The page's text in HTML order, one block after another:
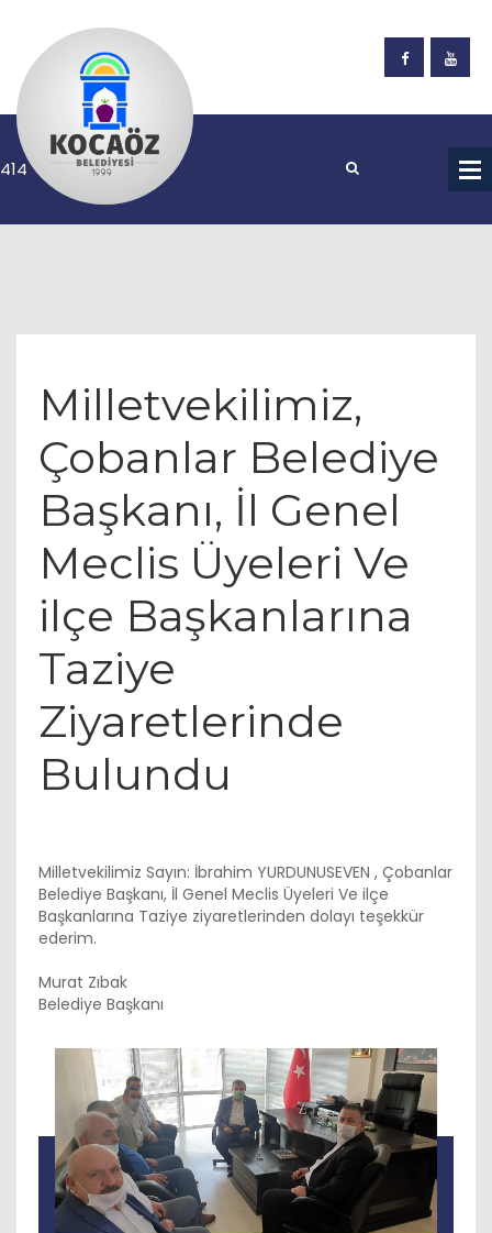
Milletvekilimiz,
Çobanlar Belediye
Başkanı, İl Genel
Meclis Üyeleri Ve
ilçe Başkanlarına
Taziye
Ziyaretlerinde
Bulundu
Milletvekilimiz Sayın: İbrahim YURDUNUSEVEN , Çobanlar
Belediye Başkanı, İl Genel Meclis Üyeleri Ve ilçe
Başkanlarına Taziye ziyaretlerinden dolayı teşekkür
ederim.
Murat Zıbak
Belediye Başkanı